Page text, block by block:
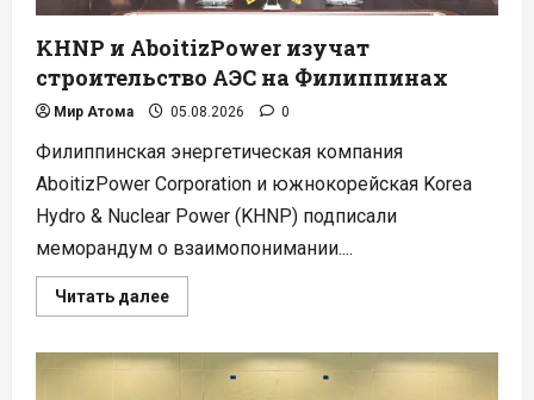
KHNP и AboitizPower изучат
строительство АЭС на Филиппинах
Мир Атома 05.08.2026 0
Филиппинская энергетическая компания
AboitizPower Corporation и южнокорейская Korea
Hydro & Nuclear Power (KHNP) подписали
меморандум о взаимопонимании....
Читать далееПрочитать
больше
и
AboitizPower